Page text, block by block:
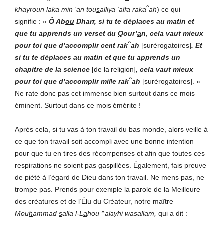
khayroun laka min ‘an tousalliya ‘alfa raka^ah) ce qui
signifie : « Ô Abou Dharr, si tu te déplaces au matin et
que tu apprends un verset du Qour’an, cela vaut mieux
pour toi que d’accomplir cent rak^ah [surérogatoires]. Et
si tu te déplaces au matin et que tu apprends un
chapitre de la science [de la religion], cela vaut mieux
pour toi que d’accomplir mille rak^ah [surérogatoires]. »
Ne rate donc pas cet immense bien surtout dans ce mois
éminent. Surtout dans ce mois émérite !
Après cela, si tu vas à ton travail du bas monde, alors veille à
ce que ton travail soit accompli avec une bonne intention
pour que tu en tires des récompenses et afin que toutes ces
respirations ne soient pas gaspillées. Également, fais preuve
de piété à l’égard de Dieu dans ton travail. Ne mens pas, ne
trompe pas. Prends pour exemple la parole de la Meilleure
des créatures et de l’Élu du Créateur, notre maître
Mouhammad salla l-L ahou ^alayhi wasallam qui a dit :